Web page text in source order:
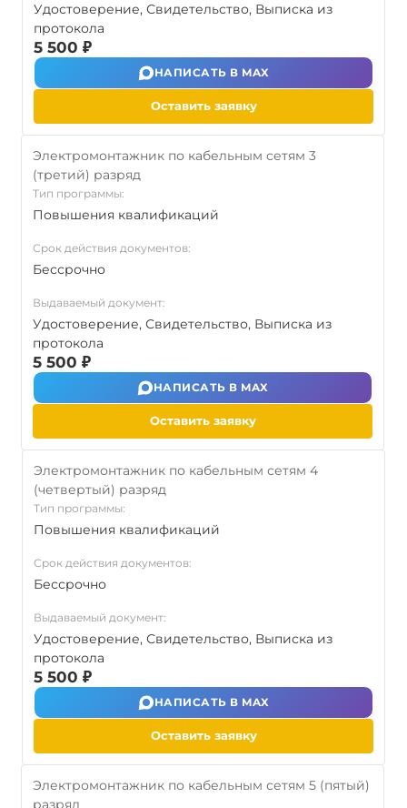
Удостоверение, Свидетельство, Выписка из
протокола
5 500 ₽
НАПИСАТЬ В MAX
Оставить заявку
Электромонтажник по кабельным сетям 3
(третий) разряд
Тип программы:
Повышения квалификаций
Срок действия документов:
Бессрочно
Выдаваемый документ:
Удостоверение, Свидетельство, Выписка из
протокола
5 500 ₽
НАПИСАТЬ В MAX
Оставить заявку
Электромонтажник по кабельным сетям 4
(четвертый) разряд
Тип программы:
Повышения квалификаций
Срок действия документов:
Бессрочно
Выдаваемый документ:
Удостоверение, Свидетельство, Выписка из
протокола
5 500 ₽
НАПИСАТЬ В MAX
Оставить заявку
Электромонтажник по кабельным сетям 5 (пятый)
разряд